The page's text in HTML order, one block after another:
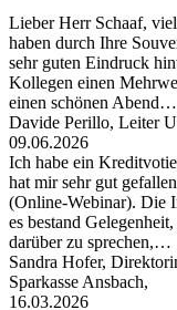
Lieber Herr Schaaf,
haben durch Ihre
sehr guten Eindruck
Kollegen einen
einen schönen Abend…
Davide Perillo, Leiter
09.06.2026
Ich habe ein
hat mir sehr gut
(Online-Webinar). Die
es bestand
darüber zu sprechen,…
Sandra Hofer,
Sparkasse Ansbach,
16.03.2026